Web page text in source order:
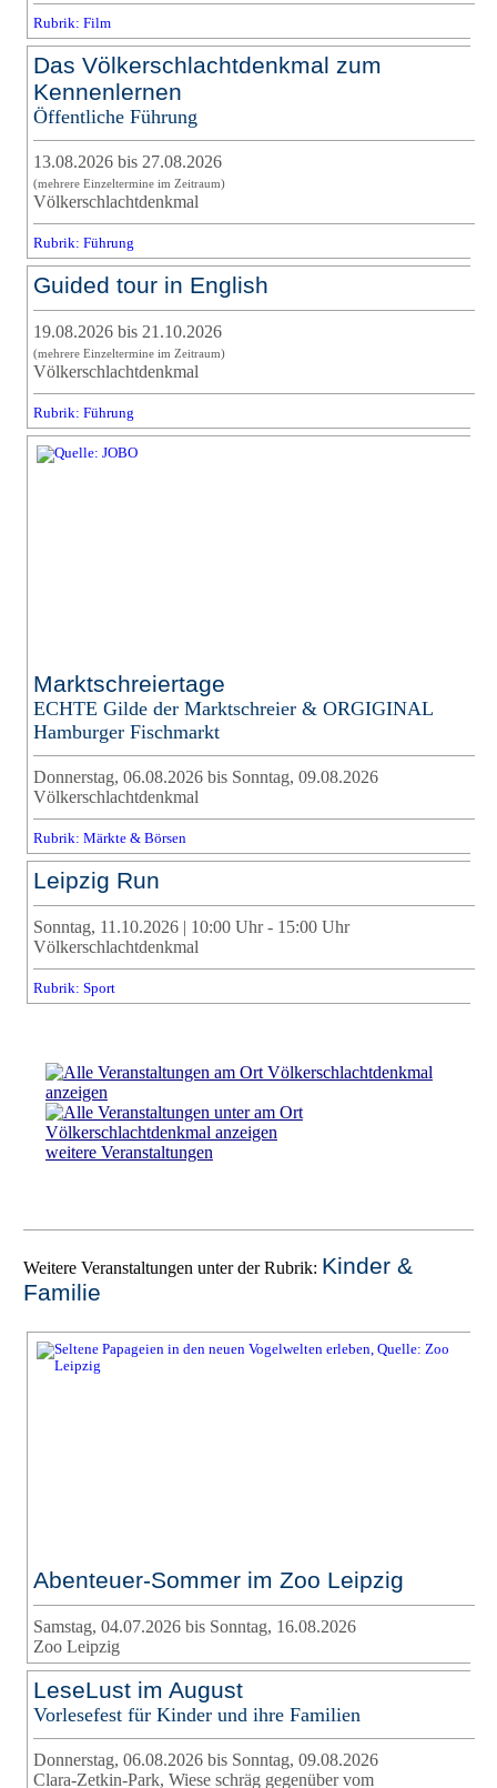
Rubrik: Film
Das Völkerschlachtdenkmal zum
Kennenlernen
Öffentliche Führung
13.08.2026 bis 27.08.2026
(mehrere Einzeltermine im Zeitraum)
Völkerschlachtdenkmal
Rubrik: Führung
Guided tour in English
19.08.2026 bis 21.10.2026
(mehrere Einzeltermine im Zeitraum)
Völkerschlachtdenkmal
Rubrik: Führung
Marktschreiertage
ECHTE Gilde der Marktschreier & ORGIGINAL
Hamburger Fischmarkt
Donnerstag, 06.08.2026 bis Sonntag, 09.08.2026
Völkerschlachtdenkmal
Rubrik: Märkte & Börsen
Leipzig Run
Sonntag, 11.10.2026 | 10:00 Uhr - 15:00 Uhr
Völkerschlachtdenkmal
Rubrik: Sport
weitere Veranstaltungen
Weitere Veranstaltungen unter der Rubrik: Kinder &
Familie
Abenteuer-Sommer im Zoo Leipzig
Samstag, 04.07.2026 bis Sonntag, 16.08.2026
Zoo Leipzig
LeseLust im August
Vorlesefest für Kinder und ihre Familien
Donnerstag, 06.08.2026 bis Sonntag, 09.08.2026
Clara-Zetkin-Park, Wiese schräg gegenüber vom